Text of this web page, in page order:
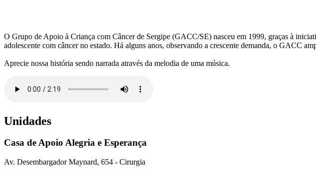
O Grupo de Apoio à Criança com Câncer de Sergipe (GACC/SE) nasceu em 1999, graças à
adolescente com câncer no estado. Há alguns anos, observando a crescente demanda, o GACC
Aprecie nossa história sendo narrada através da melodia de uma música.
Unidades
Casa de Apoio Alegria e Esperança
Av. Desembargador Maynard, 654 - Cirurgia